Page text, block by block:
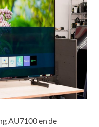
AU7100 en de